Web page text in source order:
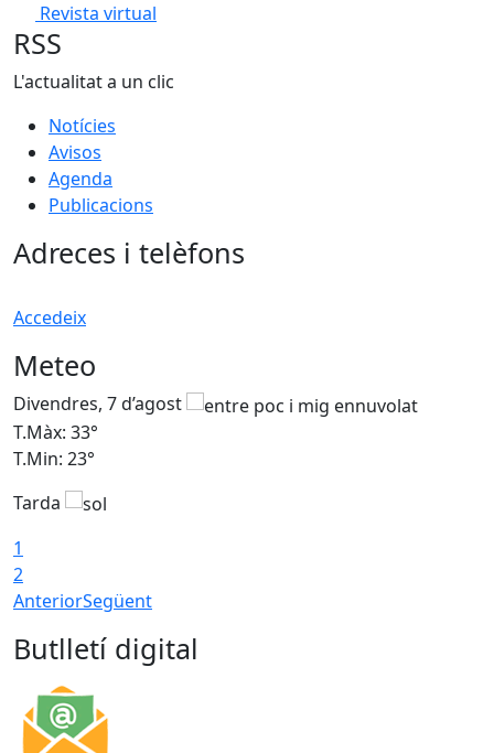
Revista virtual
RSS
L'actualitat a un clic
Notícies
Avisos
Agenda
Publicacions
Adreces i telèfons
Accedeix
Meteo
Divendres, 7 d’agost
T.Màx: 33°
T.Min: 23°
Tarda
1
2
AnteriorSegüent
Butlletí digital